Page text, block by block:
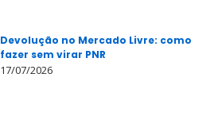
Devolução no Mercado Livre: como
fazer sem virar PNR
17/07/2026